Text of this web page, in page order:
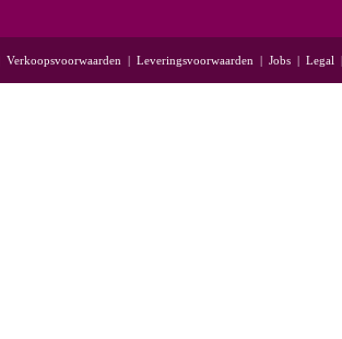
Verkoopsvoorwaarden | Leveringsvoorwaarden | Jobs | Legal